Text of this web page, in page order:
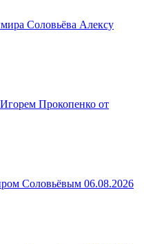
Соловьёва Алексу
Прокопенко от
Соловьёвым 06.08.2026